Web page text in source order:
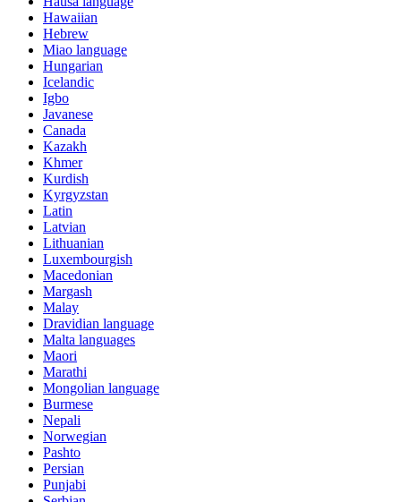
Hawaiian
Hebrew
Miao language
Hungarian
Icelandic
Igbo
Javanese
Canada
Kazakh
Khmer
Kurdish
Kyrgyzstan
Latin
Latvian
Lithuanian
Luxembourgish
Macedonian
Margash
Malay
Dravidian language
Malta languages
Maori
Marathi
Mongolian language
Burmese
Nepali
Norwegian
Pashto
Persian
Punjabi